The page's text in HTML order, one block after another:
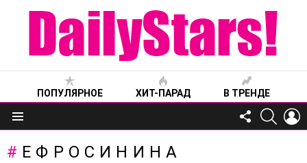
ПОПУЛЯРНОЕ ХИТ-ПАРАД В ТРЕНДЕ
Меню
FOLLOW
US
ЕФРОСИНИНА